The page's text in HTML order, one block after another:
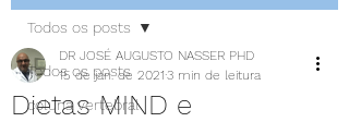
Todos os posts
coluna vertebral
Todos os posts
Dietas MIND e
DR JOSÉ AUGUSTO NASSER PHD
15 de jan. de 2021 3 min de leitura